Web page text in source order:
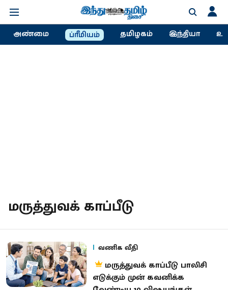
அண்மை ப்ரீமியம் தமிழகம் இந்தியா
மருத்துவக் காப்பீடு
வணிக வீதி
மருத்துவக் காப்பீடு பாலிசி
எடுக்கும் முன் கவனிக்க